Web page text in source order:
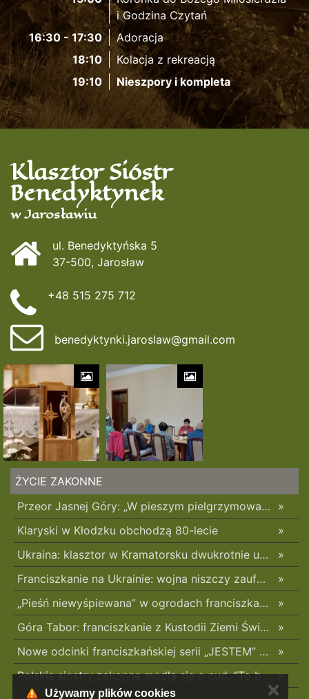
i Godzina Czytań
16:30 - 17:30
Adoracja
18:10
Kolacja z rekreacją
19:10
Nieszpory i kompleta
Klasztor Sióstr
Benedyktynek
w Jarosławiu
ul. Benedyktyńska 5
37-500, Jarosław
+48 515 275 712
benedyktynki.jaroslaw@gmail.com
ŻYCIE ZAKONNE
»
Przeor Jasnej Góry: „W pieszym pielgrzymowaniu jest coś niezwykłego”
»
Klaryski w Kłodzku obchodzą 80-lecie
»
Ukraina: klasztor w Kramatorsku dwukrotnie uszkodzony w ciągu trzech tygodni
»
Franciszkanie na Ukrainie: wojna niszczy zaufanie
»
„Pieśń niewyśpiewana” w ogrodach franciszkańskich w Radomsku
»
Góra Tabor: franciszkanie z Kustodii Ziemi Świętej świętowali Przemienienie Pańskie
»
Nowe odcinki franciszkańskiej serii „JESTEM” z poruszającym świadectwami o błogosławionych z Pariacoto w 35. rocznicę ich męczeńskiej śmierci
»
Polskie siostry zakonne modlą się o cud. “To będzie pieczęć Pana Boga dla naszej wiary”
Używamy plików cookies ✕